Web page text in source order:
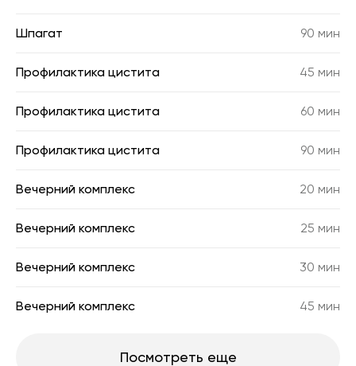
Шпагат 90 мин
Профилактика цистита 45 мин
Профилактика цистита 60 мин
Профилактика цистита 90 мин
Вечерний комплекс 20 мин
Вечерний комплекс 25 мин
Вечерний комплекс 30 мин
Вечерний комплекс 45 мин
Посмотреть еще